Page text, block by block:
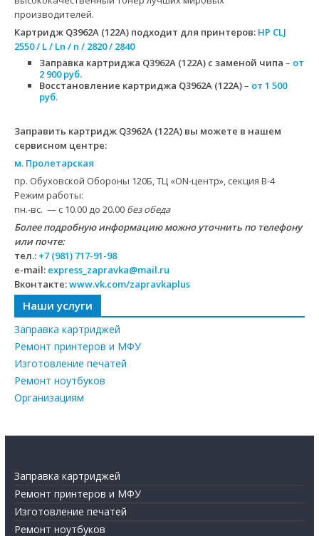
производителей.
Картридж Q3962A (122A) подходит для принтеров: HP CLJ
2550 / L / Ln / n / 2820 / 2840
Заправка картриджа Q3962A (122A) с заменой чипа – от
2 900 руб.
Восстановление картриджа Q3962A (122A)– от 1 500
руб.
Заправить картридж Q3962A (122A) вы можете в нашем
сервисном центре:
м. Пролетарская
пр. Обуховской Обороны 120Б, ТЦ «ON-центр», секция B-4
Режим работы:
пн.-вс. — с 10.00 до 20.00 без обеда
Более подробную информацию можно уточнить по телефону
или почте:
тел.: +7 (981) 717-91-98
e-mail: express_zapravka@mail.ru
Вконтакте:www.vk.com/zapravkaplus
Наши услуги
Заправка картриджей
Ремонт принтеров и МФУ
Изготовление печатей
Ремонт ноутбуков
Организациям
Заправка картриджей
Ремонт принтеров и МФУ
Изготовление печатей
Ремонт ноутбуков